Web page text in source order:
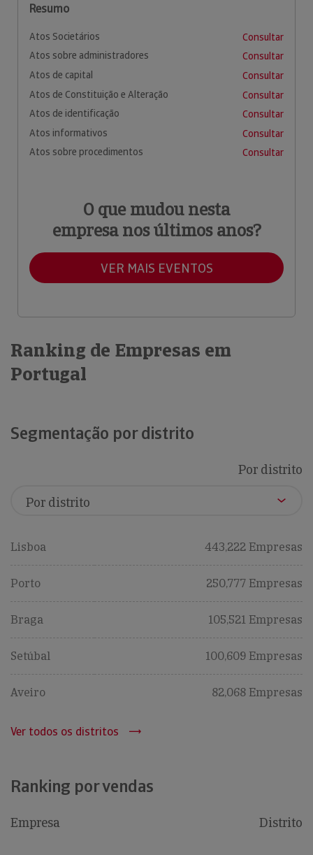
Resumo
Atos Societários
Consultar
Atos sobre administradores
Consultar
Atos de capital
Consultar
Atos de Constituição e Alteração
Consultar
Atos de identificação
Consultar
Atos informativos
Consultar
Atos sobre procedimentos
Consultar
O que mudou nesta
empresa nos últimos anos?
VER MAIS EVENTOS
Ranking de Empresas em
Portugal
Segmentação por distrito
Por distrito
Lisboa 443,222 Empresas
Porto 250,777 Empresas
Braga 105,521 Empresas
Setúbal 100,609 Empresas
Aveiro 82,068 Empresas
Ver todos os distritos
Ranking por vendas
Empresa Distrito